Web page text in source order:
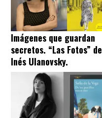
Imágenes que guardan
secretos. “Las Fotos” de
Inés Ulanovsky.